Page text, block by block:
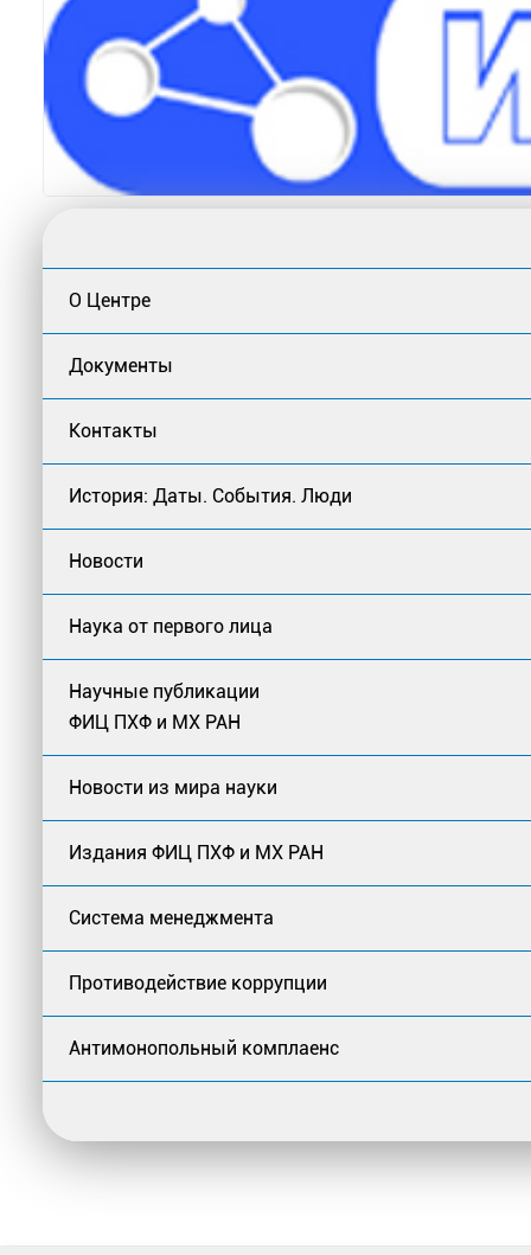
О Центре
Документы
Контакты
История: Даты. События. Люди
Новости
Наука от первого лица
Научные публикации
ФИЦ ПХФ и МХ РАН
Новости из мира науки
Издания ФИЦ ПХФ и МХ РАН
Система менеджмента
Противодействие коррупции
Антимонопольный комплаенс